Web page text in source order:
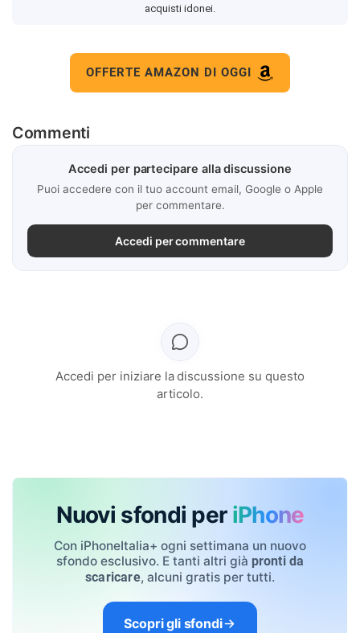
acquisti idonei.
OFFERTE AMAZON DI OGGI
Commenti
Accedi per partecipare alla discussione
Puoi accedere con il tuo account email, Google o Apple
per commentare.
Accedi per commentare
Accedi per iniziare la discussione su questo
articolo.
Nuovi sfondi per iPhone
Con iPhoneItalia+ ogni settimana un nuovo
sfondo esclusivo. E tanti altri già pronti da
scaricare, alcuni gratis per tutti.
Scopri gli sfondi